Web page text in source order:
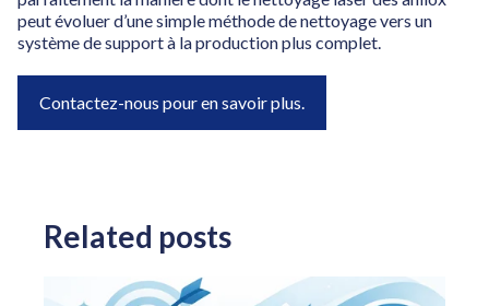
peut évoluer d’une simple méthode de nettoyage vers un
système de support à la production plus complet.
Contactez-nous pour en savoir plus.
Related posts